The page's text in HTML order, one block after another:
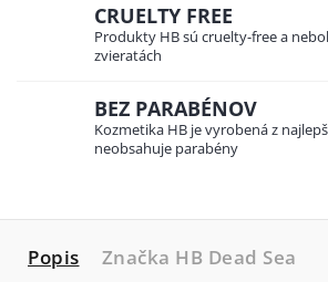
CRUELTY FREE
Produkty HB sú cruelty-free a
zvieratách
BEZ PARABÉNOV
Kozmetika HB je vyrobená z
neobsahuje parabény
Popis Značka HB Dead Sea